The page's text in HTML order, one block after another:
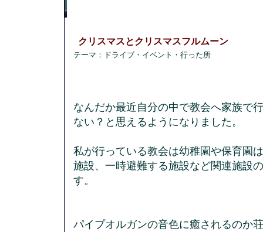
クリスマスとクリスマスフルムーン
テーマ： ドライブ・イベント・行った所
なんだか最近自分の中で教会へ家族で
ない？と思えるようになりました。
私が行っている教会は幼稚園や保育園
施設、一時避難する施設など関連施設
す。
パイプオルガンの音色に癒されるのか